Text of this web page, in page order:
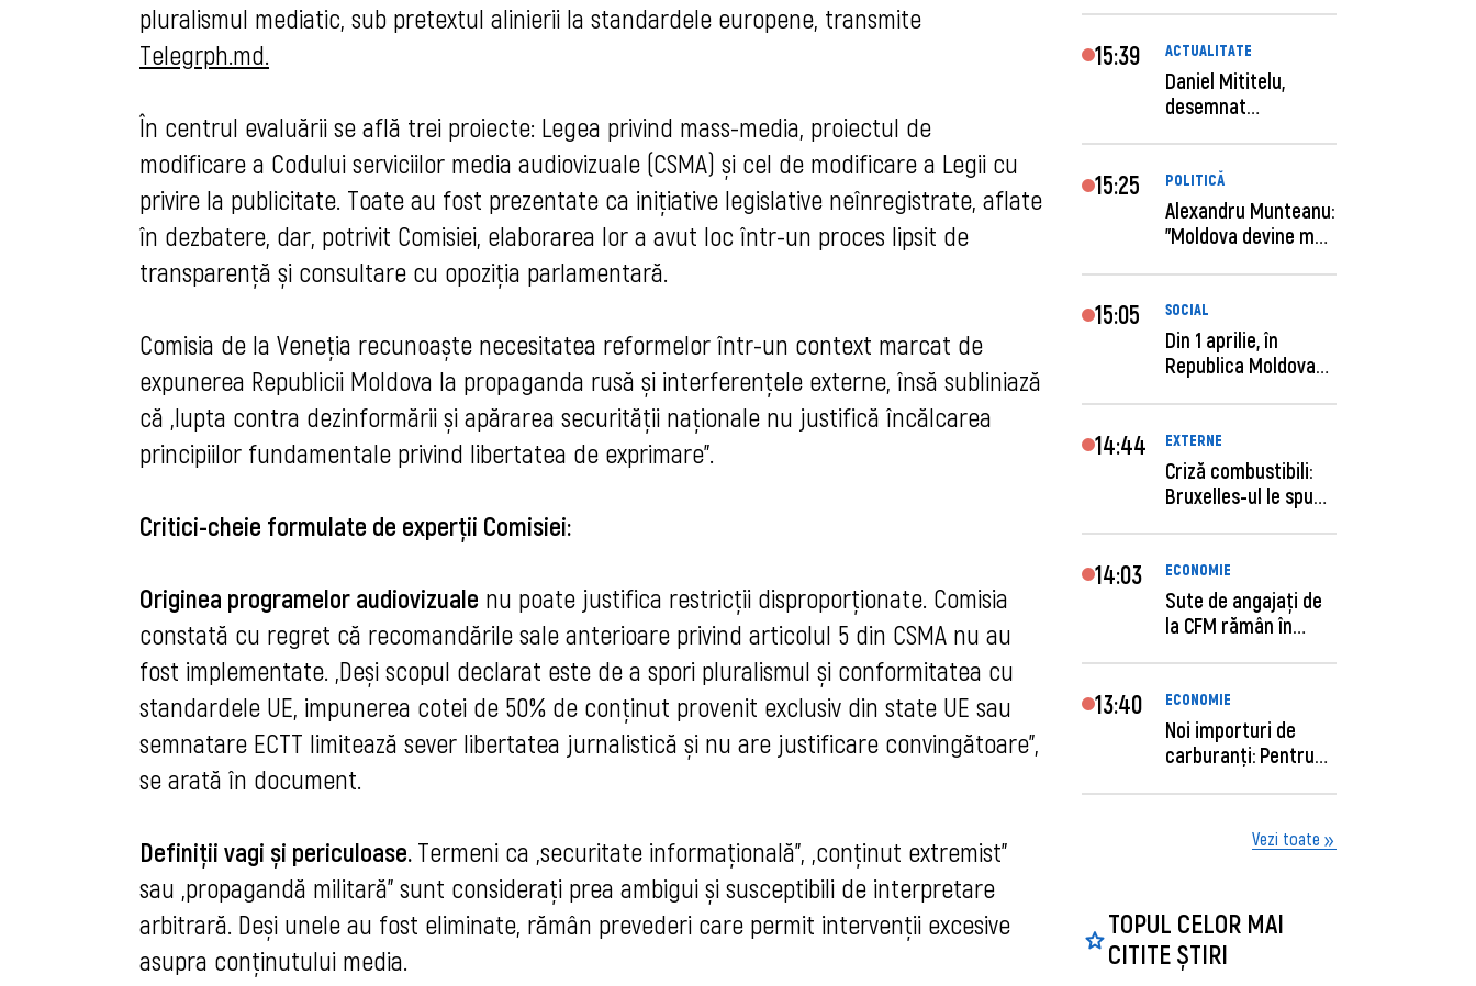
pluralismul mediatic, sub pretextul alinierii la standardele europene, transmite
Telegrph.md.
În centrul evaluării se află trei proiecte: Legea privind mass-media, proiectul de
modificare a Codului serviciilor media audiovizuale (CSMA) și cel de modificare a Legii cu
privire la publicitate. Toate au fost prezentate ca inițiative legislative neînregistrate, aflate
în dezbatere, dar, potrivit Comisiei, elaborarea lor a avut loc într-un proces lipsit de
transparență și consultare cu opoziția parlamentară.
Comisia de la Veneția recunoaște necesitatea reformelor într-un context marcat de
expunerea Republicii Moldova la propaganda rusă și interferențele externe, însă subliniază
că „lupta contra dezinformării și apărarea securității naționale nu justifică încălcarea
principiilor fundamentale privind libertatea de exprimare”.
Critici-cheie formulate de experții Comisiei:
Originea programelor audiovizuale nu poate justifica restricții disproporționate. Comisia
constată cu regret că recomandările sale anterioare privind articolul 5 din CSMA nu au
fost implementate. „Deși scopul declarat este de a spori pluralismul și conformitatea cu
standardele UE, impunerea cotei de 50% de conținut provenit exclusiv din state UE sau
semnatare ECTT limitează sever libertatea jurnalistică și nu are justificare convingătoare”,
se arată în document.
Definiții vagi și periculoase. Termeni ca „securitate informațională”, „conținut extremist”
sau „propagandă militară” sunt considerați prea ambigui și susceptibili de interpretare
arbitrară. Deși unele au fost eliminate, rămân prevederi care permit intervenții excesive
asupra conținutului media.
15:39 ACTUALITATE
Daniel Mititelu,
desemnat
15:25 POLITICĂ
Alexandru Munteanu:
"Moldova devine mai
15:05 SOCIAL
Din 1 aprilie, în
Republica Moldova
14:44 EXTERNE
Criză combustibili:
Bruxelles-ul le spune
14:03 ECONOMIE
Sute de angajaţi de
la CFM rămân în
13:40 ECONOMIE
Noi importuri de
carburanți: Pentru
Vezi toate
TOPUL CELOR MAI
CITITE ȘTIRI